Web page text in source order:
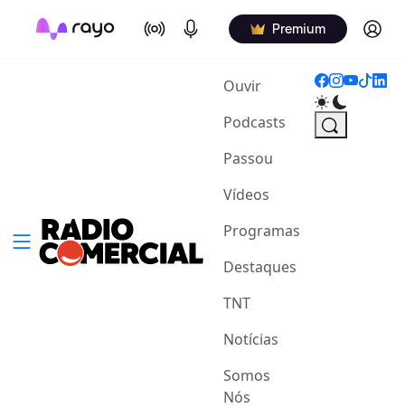
On Air Podcasts Premium Log in
Ouvir(current)
Podcasts
Passou
Vídeos
Programas
Destaques
TNT
Notícias
Somos
Nós